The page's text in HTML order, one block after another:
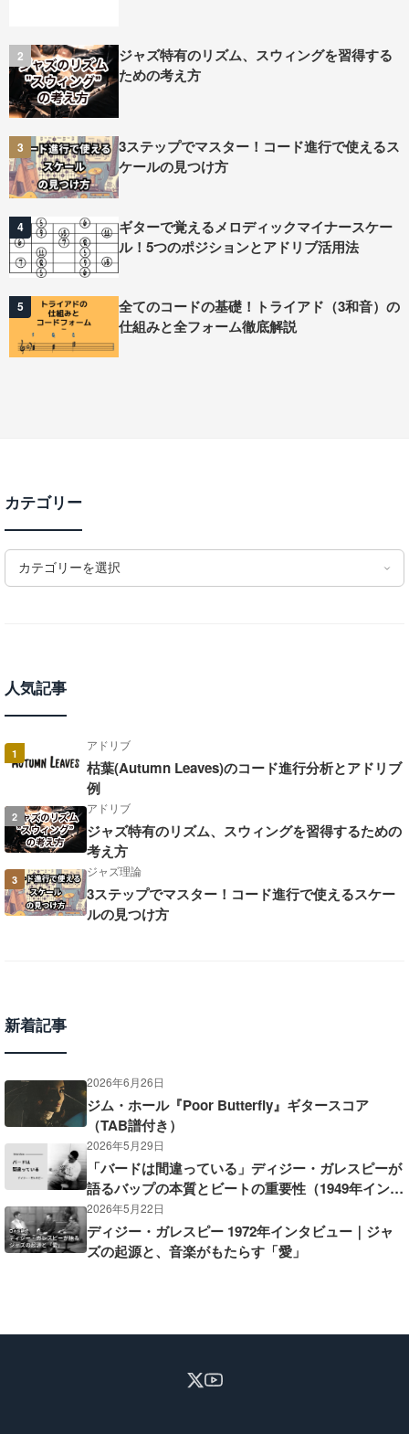
2
ジャズ特有のリズム、スウィングを習得する
ための考え方
3
3ステップでマスター！コード進行で使えるス
ケールの見つけ方
4
ギターで覚えるメロディックマイナースケー
ル！5つのポジションとアドリブ活用法
5
全てのコードの基礎！トライアド（3和音）の
仕組みと全フォーム徹底解説
カテゴリー
カテゴリーを選択
人気記事
1
アドリブ
枯葉(Autumn Leaves)のコード進行分析とアドリブ
例
2
アドリブ
ジャズ特有のリズム、スウィングを習得するための
考え方
3
ジャズ理論
3ステップでマスター！コード進行で使えるスケー
ルの見つけ方
新着記事
2026年6月26日
ジム・ホール『Poor Butterfly』ギタースコア
（TAB譜付き）
2026年5月29日
「バードは間違っている」ディジー・ガレスピーが
語るバップの本質とビートの重要性（1949年インタ
ビュー）
2026年5月22日
ディジー・ガレスピー 1972年インタビュー｜ジャ
ズの起源と、音楽がもたらす「愛」